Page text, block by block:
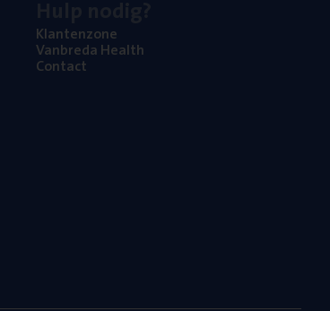
Klan­ten­zo­ne
Van­b­re­da Health
Con­tact